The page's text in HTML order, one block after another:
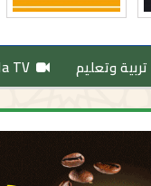
تربية وتعليم TV